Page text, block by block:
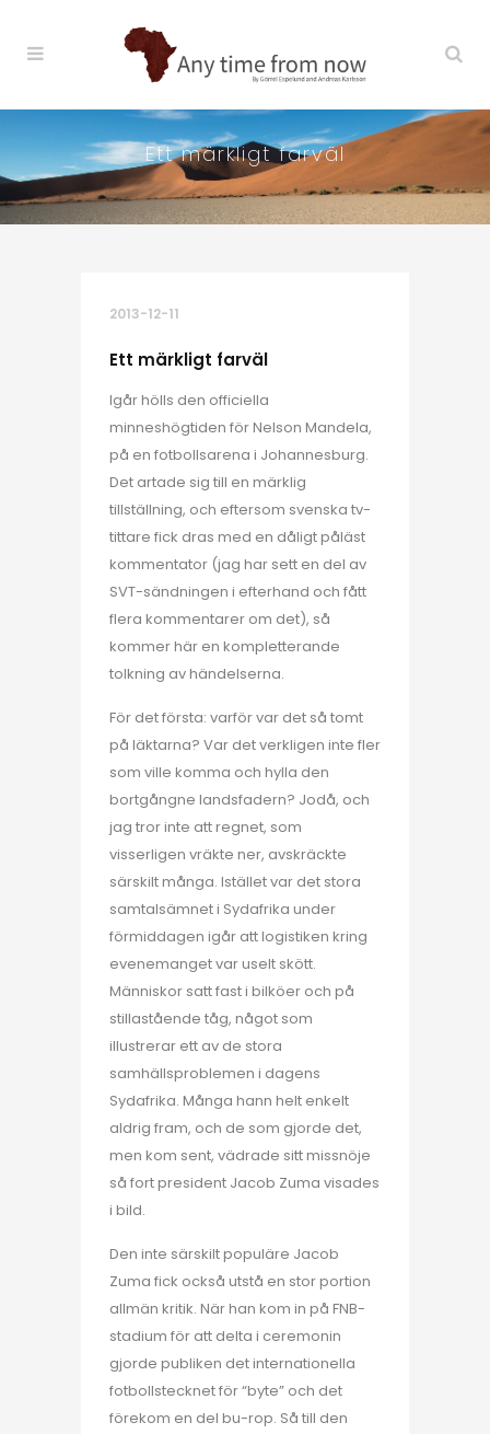
Ett märkligt farväl
2013-12-11
Ett märkligt farväl
Igår hölls den officiella
minneshögtiden för Nelson Mandela,
på en fotbollsarena i Johannesburg.
Det artade sig till en märklig
tillställning, och eftersom svenska tv-
tittare fick dras med en dåligt påläst
kommentator (jag har sett en del av
SVT-sändningen i efterhand och fått
flera kommentarer om det), så
kommer här en kompletterande
tolkning av händelserna.
För det första: varför var det så tomt
på läktarna? Var det verkligen inte fler
som ville komma och hylla den
bortgångne landsfadern? Jodå, och
jag tror inte att regnet, som
visserligen vräkte ner, avskräckte
särskilt många. Istället var det stora
samtalsämnet i Sydafrika under
förmiddagen igår att logistiken kring
evenemanget var uselt skött.
Människor satt fast i bilköer och på
stillastående tåg, något som
illustrerar ett av de stora
samhällsproblemen i dagens
Sydafrika. Många hann helt enkelt
aldrig fram, och de som gjorde det,
men kom sent, vädrade sitt missnöje
så fort president Jacob Zuma visades
i bild.
Den inte särskilt populäre Jacob
Zuma fick också utstå en stor portion
allmän kritik. När han kom in på FNB-
stadium för att delta i ceremonin
gjorde publiken det internationella
fotbollstecknet för “byte” och det
förekom en del bu-rop. Så till den